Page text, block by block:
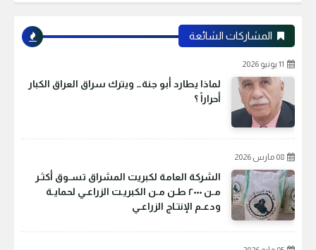
المشاركات الشائعة
11 يونيو 2026
لماذا يطارد أبو جنة… ويترك سراق العراق الكبار
أحراراً ؟
08 مارس 2026
الشركة العامة لكبريت المشراق تسـوق أكثـر
مـن ٢٠٠٠ طـن مـن الكبريـت الزراعـي لحمايـة
ودعـم الإنتـاج الزراعـي